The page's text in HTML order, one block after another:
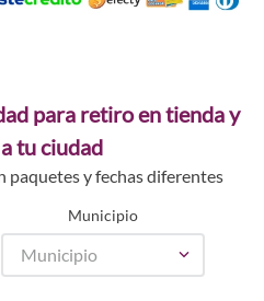
para retiro en tienda y
tu ciudad
paquetes y fechas diferentes
Municipio
Municipio